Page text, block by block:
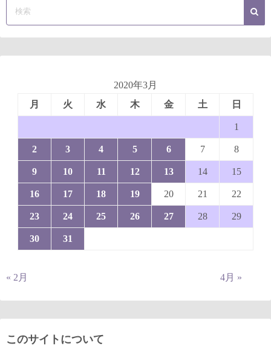
2020年3月
月
火 水 木 金 土 日
1
2 3 4 5 6 7 8
9 10 11 12 13 14 15
16 17 18 19 20 21 22
23 24 25 26 27 28 29
30 31
« 2月 4月 »
このサイトについて